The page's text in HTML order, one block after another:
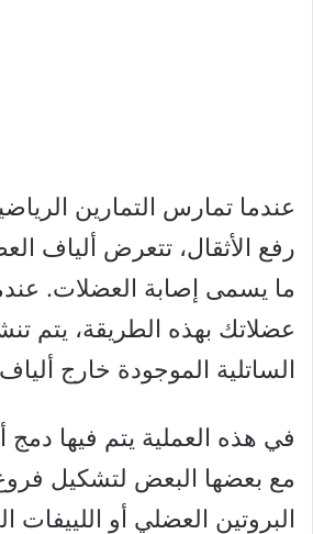
عندما تمارس التمارين
رفع الأثقال، تتعرض ألياف
ما يسمى إصابة العضلات.
عضلاتك بهذه الطريقة، يتم
الساتلية الموجودة خارج
في هذه العملية يتم فيها دمج
مع بعضها البعض لتشكيل
البروتين العضلي أو اللييفات